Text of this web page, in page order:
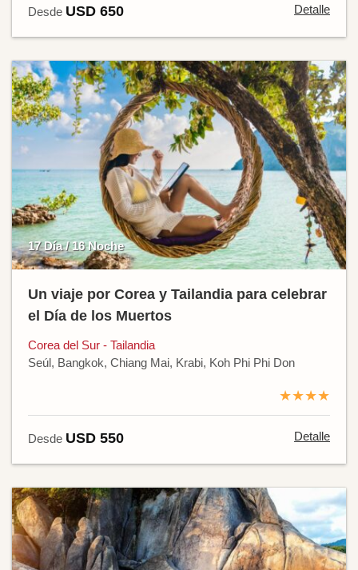
Desde USD 650 Detalle
17 Día / 16 Noche
Un viaje por Corea y Tailandia para celebrar
el Día de los Muertos
Corea del Sur - Tailandia
Seúl, Bangkok, Chiang Mai, Krabi, Koh Phi Phi Don
★★★★
Desde USD 550 Detalle